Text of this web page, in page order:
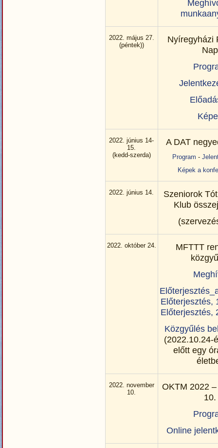
2022. május 27.
(péntek))
Nyíregyházi
Nap
2022. június 14-
15.
(kedd-szerda)
A DAT
Program-
Képek a
2022. június 14.
Szeniorok
Klub
2022. október 24.
MFTTT
Előterjesztés,
Előterjesztés,
Közgyűlés
(2022.10.24-
előtt egy
2022. november
10.
OKTM 2022
10.
Online